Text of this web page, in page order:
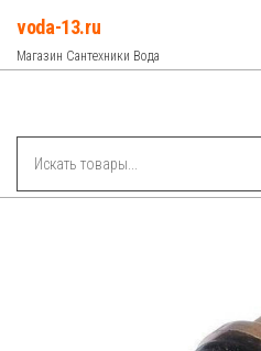
Перейти
содержимому
voda-13.ru
Магазин Сантехники Вода